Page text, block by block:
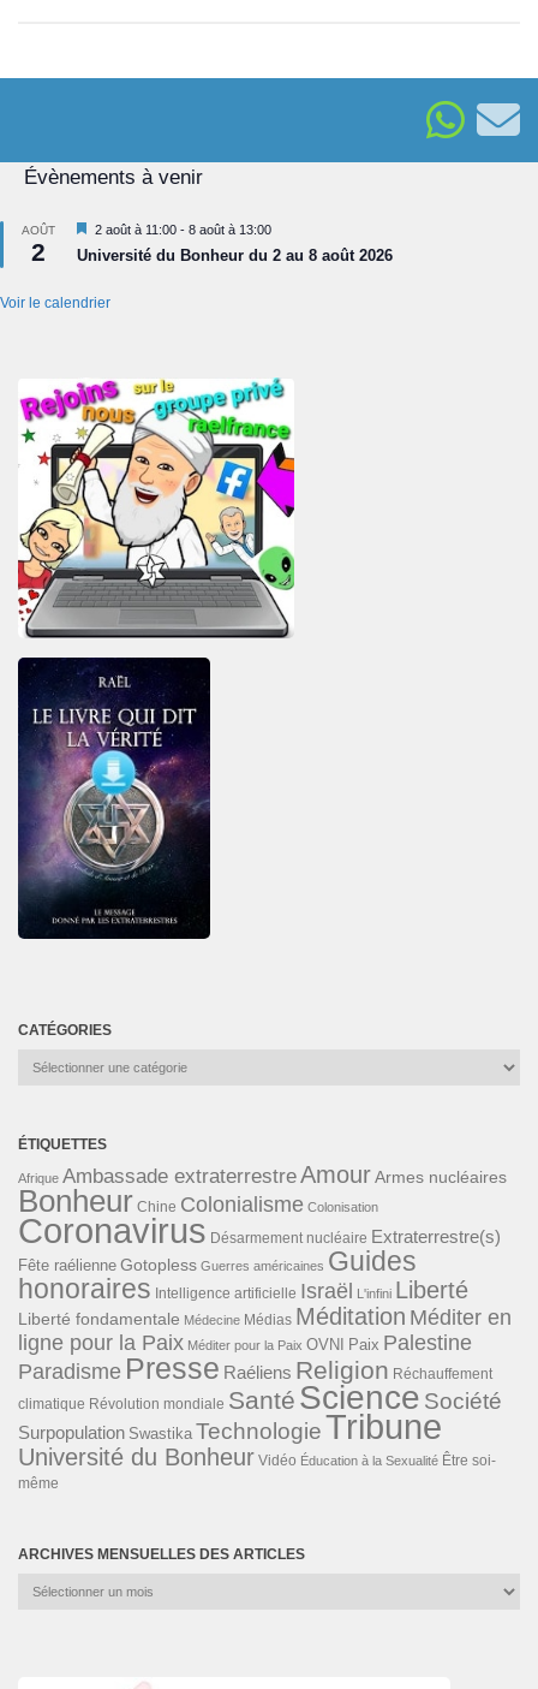
Évènements à venir
AOÛT
2
Mis
en
avant
2 août à 11:00 - 8 août à 13:00
Université du Bonheur du 2 au 8 août 2026
Voir le calendrier
CATÉGORIES
Catégories
ÉTIQUETTES
Afrique Ambassade extraterrestreAmourArmes nucléaires
Bonheur Chine Colonialisme Colonisation
Coronavirus Désarmement nucléaire Extraterrestre(s)
Fête raélienne Gotopless Guerres américaines Guides
honoraires Intelligence artificielle Israël L'infini Liberté
Liberté fondamentale Médecine Médias Méditation Méditer en
ligne pour la Paix Méditer pour la Paix OVNI Paix Palestine
Paradisme Presse Raéliens Religion Réchauffement
climatique Révolution mondiale Santé Science Société
Surpopulation Swastika TechnologieTribune
Université du Bonheur Vidéo Éducation à la Sexualité Être soi-
même
ARCHIVES MENSUELLES DES ARTICLES
Archives